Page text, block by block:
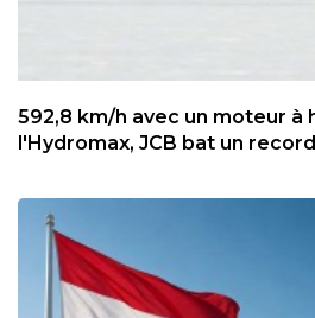
592,8 km/h avec un moteur à
l'Hydromax, JCB bat un